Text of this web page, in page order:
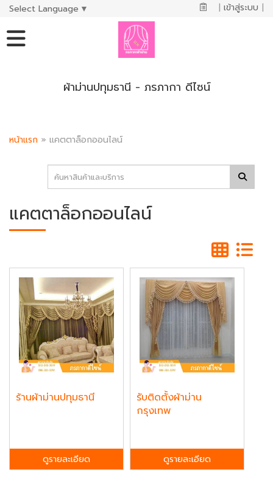
Select Language ▼ | เข้าสู่ระบบ |
ผ้าม่านปทุมธานี - ภรภากา ดีไซน์
หน้าแรก » แคตตาล็อกออนไลน์
แคตตาล็อกออนไลน์
ร้านผ้าม่านปทุมธานี
ดูรายละเอียด
รับติดตั้งผ้าม่าน
กรุงเทพ
ดูรายละเอียด